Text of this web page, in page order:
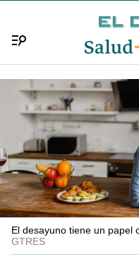
El desayuno tiene un papel
GTRES